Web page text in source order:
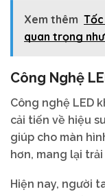
Xem thêm
quan trọng
Công Nghệ
Công nghệ LED
cải tiến về hiệu
giúp cho màn
hơn, mang lại
Hiện nay, người